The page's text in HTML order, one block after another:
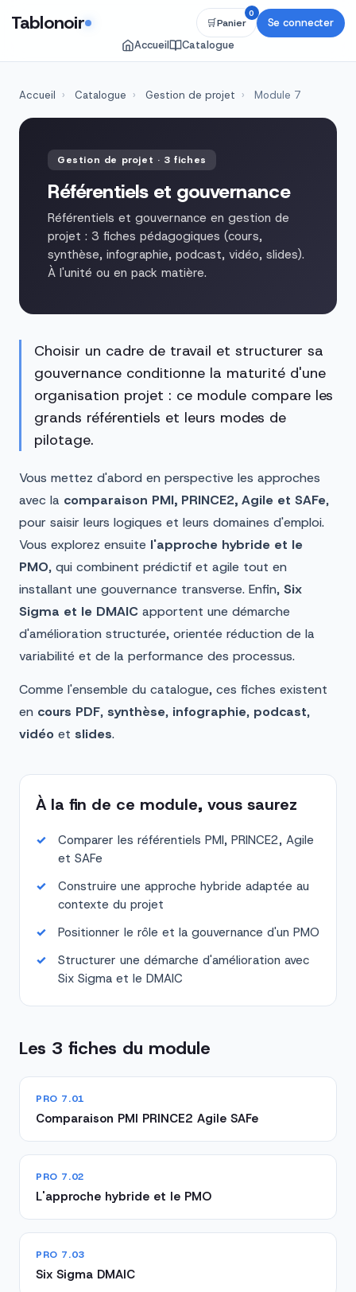
Tablonoir
Accueil Catalogue
🛒Panier
0
Se connecter
Accueil › Catalogue › Gestion de projet › Module 7
Gestion de projet · 3 fiches
Référentiels et gouvernance
Référentiels et gouvernance en gestion de
projet : 3 fiches pédagogiques (cours,
synthèse, infographie, podcast, vidéo, slides).
À l'unité ou en pack matière.
Choisir un cadre de travail et structurer sa
gouvernance conditionne la maturité d'une
organisation projet : ce module compare les
grands référentiels et leurs modes de
pilotage.
Vous mettez d'abord en perspective les approches
avec la comparaison PMI, PRINCE2, Agile et SAFe,
pour saisir leurs logiques et leurs domaines d'emploi.
Vous explorez ensuite l'approche hybride et le
PMO, qui combinent prédictif et agile tout en
installant une gouvernance transverse. Enfin, Six
Sigma et le DMAIC apportent une démarche
d'amélioration structurée, orientée réduction de la
variabilité et de la performance des processus.
Comme l'ensemble du catalogue, ces fiches existent
en cours PDF, synthèse, infographie, podcast,
vidéo et slides.
À la fin de ce module, vous saurez
Comparer les référentiels PMI, PRINCE2, Agile
et SAFe
Construire une approche hybride adaptée au
contexte du projet
Positionner le rôle et la gouvernance d'un PMO
Structurer une démarche d'amélioration avec
Six Sigma et le DMAIC
Les 3 fiches du module
PRO 7.01
Comparaison PMI PRINCE2 Agile SAFe
PRO 7.02
L'approche hybride et le PMO
PRO 7.03
Six Sigma DMAIC